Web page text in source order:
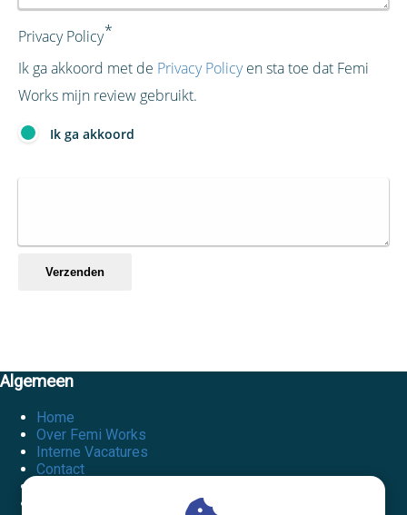
Privacy Policy*
Ik ga akkoord met de Privacy Policyen sta toe dat Femi
Works mijn review gebruikt.
Ik ga akkoord
Verzenden
Algemeen
Home
Over Femi Works
Interne Vacatures
Contact